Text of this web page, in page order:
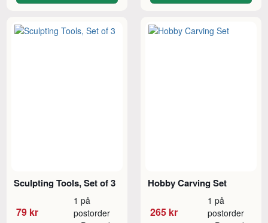
Sculpting Tools, Set of 3
79 kr
1 på
postorder
Hobby Carving Set
265 kr
1 på
postorder